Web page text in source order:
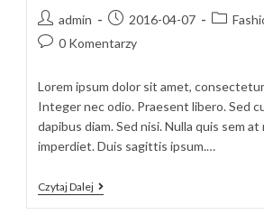
Post
author:
admin
Post
published:
2016-04-07
Post
Post0 Komentarzy
Lorem ipsum dolor sit amet,
Integer nec odio. Praesent libero. Sed
dapibus diam. Sed nisi. Nulla quis sem
imperdiet. Duis sagittis ipsum.…
Czytaj DalejDuis